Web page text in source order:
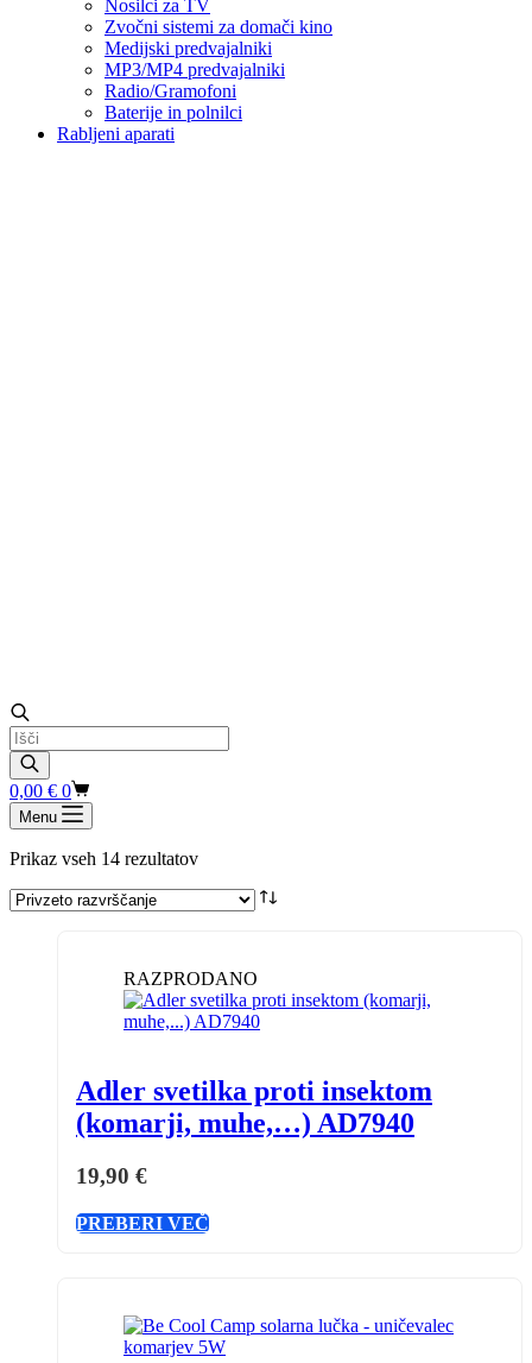
Nosilci za TV
Zvočni sistemi za domači kino
Medijski predvajalniki
MP3/MP4 predvajalniki
Radio/Gramofoni
Baterije in polnilci
Rabljeni aparati
Products
search
Shopping
cart
0,00 € 0
Menu
Prikaz vseh 14 rezultatov
RAZPRODANO
Adler svetilka proti insektom
(komarji, muhe,…) AD7940
19,90 €
PREBERI VEČ